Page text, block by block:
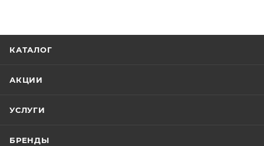
КАТАЛОГ
АКЦИИ
УСЛУГИ
БРЕНДЫ